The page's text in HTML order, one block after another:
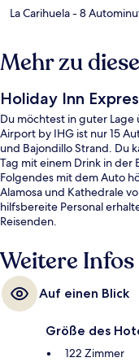
La Carihuela- 8
Mehr zu
Holiday Inn
Du möchtest in guter Lage
Airport by IHG ist nur 15
und Bajondillo Strand. Du
Tag mit einem Drink in der
Folgendes mit dem Auto
Alamosa und Kathedrale
hilfsbereite Personal
Reisenden.
Weitere
Auf einen Blick
Größe des
122 Zimmer